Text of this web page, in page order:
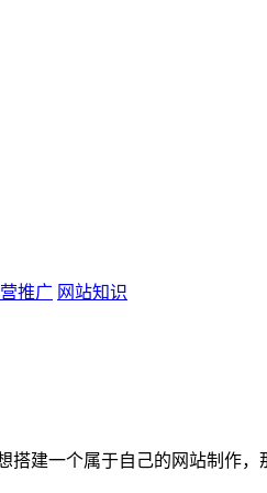
推广 网站知识
建一个属于自己的网站制作